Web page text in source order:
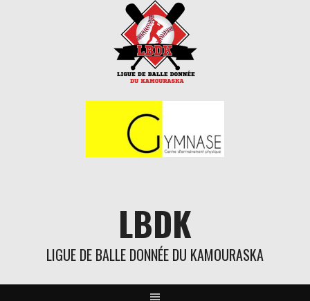
LBDK
LIGUE DE BALLE DONNÉE DU KAMOURASKA